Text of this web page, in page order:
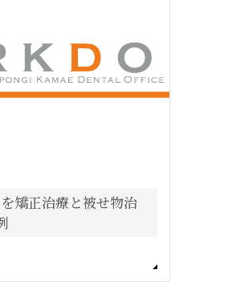
矯正治療と被せ物治